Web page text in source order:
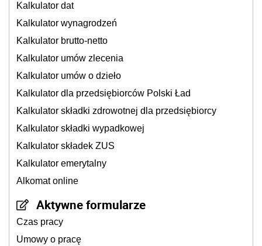
Kalkulator dat
Kalkulator wynagrodzeń
Kalkulator brutto-netto
Kalkulator umów zlecenia
Kalkulator umów o dzieło
Kalkulator dla przedsiębiorców Polski Ład
Kalkulator składki zdrowotnej dla przedsiębiorcy
Kalkulator składki wypadkowej
Kalkulator składek ZUS
Kalkulator emerytalny
Alkomat online
Aktywne formularze
Czas pracy
Umowy o pracę